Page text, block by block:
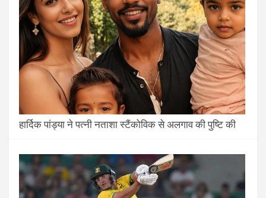
हार्दिक पांड्या ने पत्नी नताशा स्टैंकोविक से अलगाव की पुष्टि की